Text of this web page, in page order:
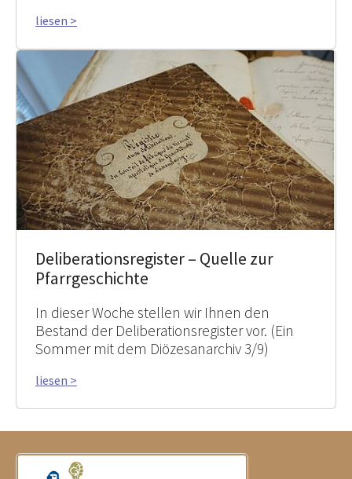
liesen >
Deliberationsregister – Quelle zur
Pfarrgeschichte
In dieser Woche stellen wir Ihnen den
Bestand der Deliberationsregister vor. (Ein
Sommer mit dem Diözesanarchiv 3/9)
liesen >